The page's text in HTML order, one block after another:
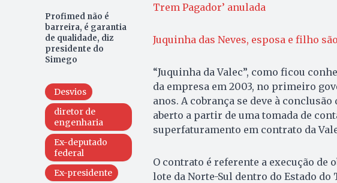
Profimed não é
barreira, é garantia
de qualidade, diz
presidente do
Simego
Desvios
diretor de
engenharia
Ex-deputado
federal
Ex-presidente
Trem Pagador’ anulada
Juquinha das Neves, esposa e filho
“Juquinha da Valec”, como ficou
da empresa em 2003, no primeiro
anos. A cobrança se deve à
aberto a partir de uma tomada de
superfaturamento em contrato da
O contrato é referente a execução
lote da Norte-Sul dentro do Estado